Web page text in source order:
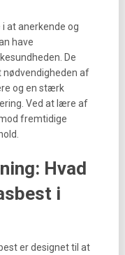
at anerkende og
have
De
af
og en stærk
Ved at lære af
fremtidige
Hvad
i
er designet til at